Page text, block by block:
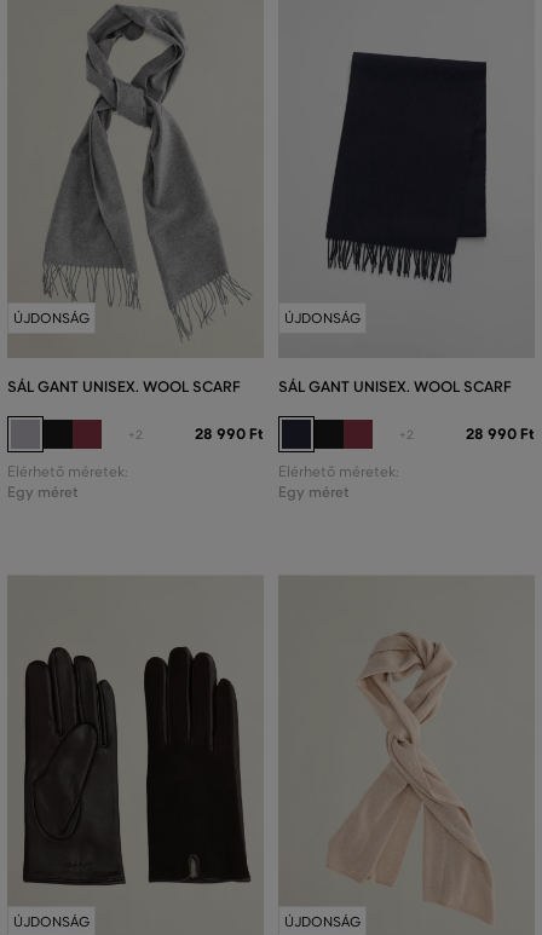
ÚJDONSÁG
SÁL GANT UNISEX. WOOL SCARF
+2 28 990 Ft
Elérhető méretek:
Egy méret
ÚJDONSÁG
SÁL GANT UNISEX. WOOL SCARF
+2 28 990 Ft
Elérhető méretek:
Egy méret
ÚJDONSÁG ÚJDONSÁG